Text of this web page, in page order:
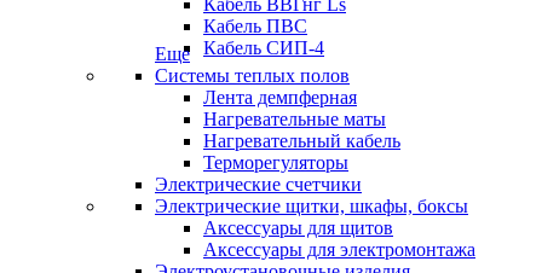
Кабель ВВГнг Ls
Кабель ПВС
Кабель СИП-4
Еще
Системы теплых полов
Лента демпферная
Нагревательные маты
Нагревательный кабель
Терморегуляторы
Электрические счетчики
Электрические щитки, шкафы, боксы
Аксессуары для щитов
Аксессуары для электромонтажа